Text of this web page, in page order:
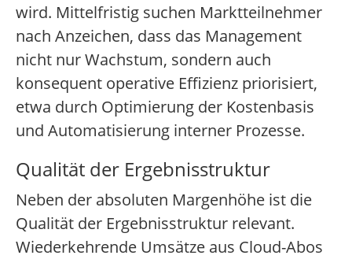
wird. Mittelfristig suchen Marktteilnehmer
nach Anzeichen, dass das Management
nicht nur Wachstum, sondern auch
konsequent operative Effizienz priorisiert,
etwa durch Optimierung der Kostenbasis
und Automatisierung interner Prozesse.
Qualität der Ergebnisstruktur
Neben der absoluten Margenhöhe ist die
Qualität der Ergebnisstruktur relevant.
Wiederkehrende Umsätze aus Cloud-Abos